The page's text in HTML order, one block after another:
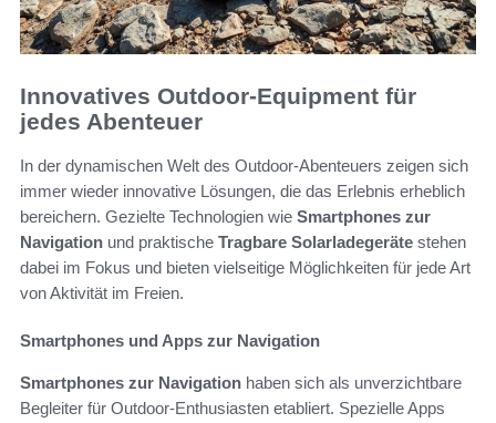
Innovatives Outdoor-Equipment für
jedes Abenteuer
In der dynamischen Welt des Outdoor-Abenteuers zeigen sich
immer wieder innovative Lösungen, die das Erlebnis erheblich
bereichern. Gezielte Technologien wie Smartphones zur
Navigation und praktische Tragbare Solarladegeräte stehen
dabei im Fokus und bieten vielseitige Möglichkeiten für jede Art
von Aktivität im Freien.
Smartphones und Apps zur Navigation
Smartphones zur Navigation haben sich als unverzichtbare
Begleiter für Outdoor-Enthusiasten etabliert. Spezielle Apps